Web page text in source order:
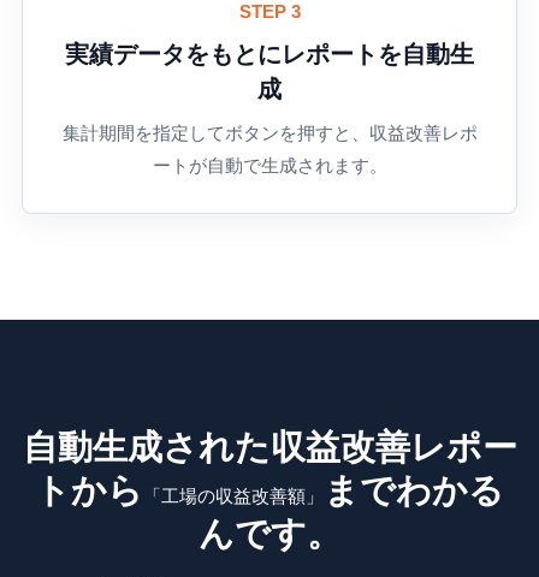
STEP 3
実績データをもとにレポートを自動生
成
集計期間を指定してボタンを押すと、収益改善レポ
ートが自動で生成されます。
自動生成された収益改善レポー
トから
「工場の収益改善額」
までわかる
んです。